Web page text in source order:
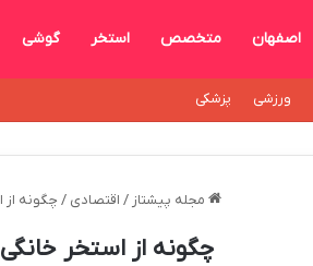
اصفهان متخصص استخر گوشی
ورزشی پزشکی
مجله پیشتاز / اقتصادی / چگونه از
چگونه از استخر